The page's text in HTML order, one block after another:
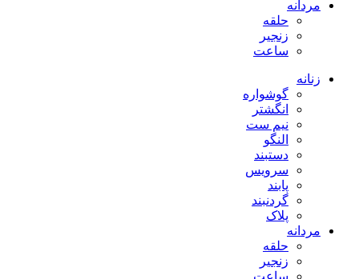
مردانه
حلقه
زنجیر
ساعت
زنانه
گوشواره
انگشتر
نیم ست
النگو
دستبند
سرویس
پابند
گردنبند
پلاک
مردانه
حلقه
زنجیر